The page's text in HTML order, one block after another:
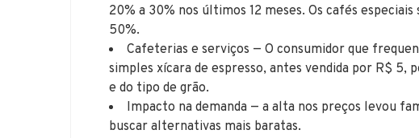
20% a 30% nos últimos 12 meses. Os cafés
50%.
Cafeterias e serviços — O consumidor que
simples xícara de espresso, antes vendida por R$ 5,
e do tipo de grão.
Impacto na demanda — a alta nos preços levou
buscar alternativas mais baratas.